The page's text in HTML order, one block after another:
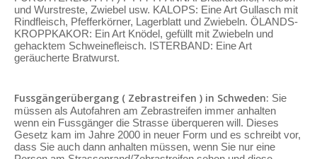
und Wurstreste, Zwiebel usw. KALOPS: Eine Art Gullasch mit
Rindfleisch, Pfefferkörner, Lagerblatt und Zwiebeln. ÖLANDS-
KROPPKAKOR: Ein Art Knödel, gefüllt mit Zwiebeln und
gehacktem Schweinefleisch. ISTERBAND: Eine Art
geräucherte Bratwurst.
Fussgängerübergang ( Zebrastreifen ) in Schweden: Sie
müssen als Autofahren am Zebrastreifen immer anhalten
wenn ein Fussgänger die Strasse überqueren will. Dieses
Gesetz kam im Jahre 2000 in neuer Form und es schreibt vor,
dass Sie auch dann anhalten müssen, wenn Sie nur eine